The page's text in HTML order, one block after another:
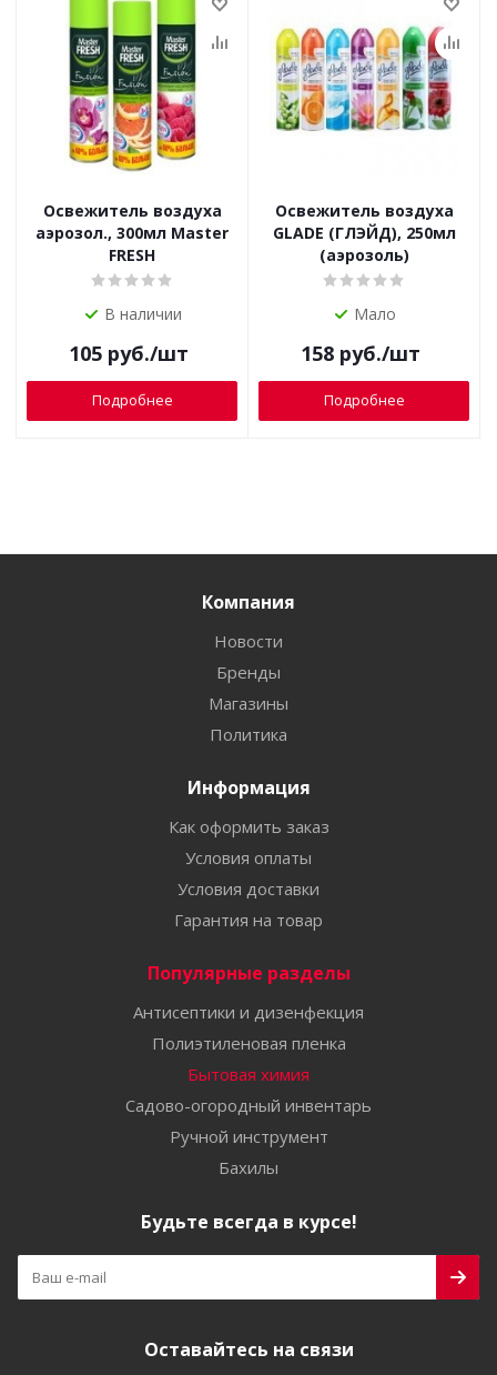
Освежитель воздуха
аэрозол., 300мл Master
FRESH
В наличии
105руб./шт
Подробнее
Освежитель воздуха
GLADE (ГЛЭЙД), 250мл
(аэрозоль)
Мало
158руб./шт
Подробнее
Компания
Новости
Бренды
Магазины
Политика
Информация
Как оформить заказ
Условия оплаты
Условия доставки
Гарантия на товар
Популярные разделы
Антисептики и дизенфекция
Полиэтиленовая пленка
Бытовая химия
Садово-огородный инвентарь
Ручной инструмент
Бахилы
Будьте всегда в курсе!
Оставайтесь на связи